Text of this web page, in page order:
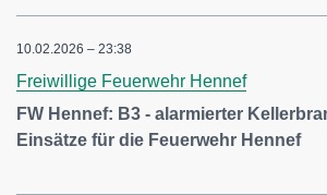
10.02.2026 – 23:38
Freiwillige Feuerwehr Hennef
FW Hennef: B3 - alarmierter
Einsätze für die Feuerwehr Hennef